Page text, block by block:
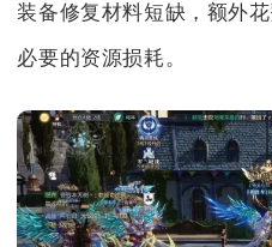
装备修复材料短缺，额外
必要的资源损耗。